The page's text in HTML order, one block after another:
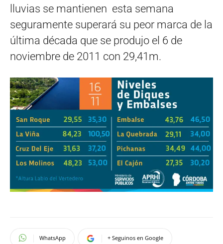
lluvias se mantienen esta semana
seguramente superará su peor marca de la
última década que se produjo el 6 de
noviembre de 2011 con 29,41m.
WhatsApp + Seguinos en Google